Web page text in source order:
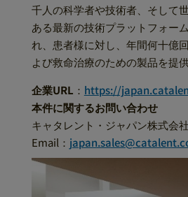
千人の科学者や技術者、そして
ある最新の技術プラットフォー
れ、患者様に対し、年間何十億
よび救命治療のための製品を提
企業URL ： https://
本件に関するお問い合わせ
キャタレント・ジャパン株式会社
Email：